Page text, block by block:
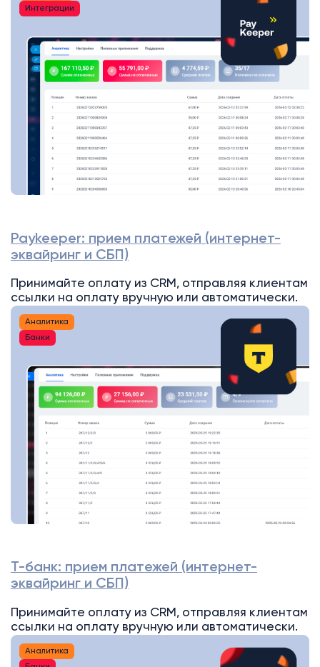
Интеграции
Paykeeper: прием платежей (интернет-
эквайринг и СБП)
Принимайте оплату из CRM, отправляя клиентам
ссылки на оплату вручную или автоматически.
Аналитика
Банки
Т-банк: прием платежей (интернет-
эквайринг и СБП)
Принимайте оплату из CRM, отправляя клиентам
ссылки на оплату вручную или автоматически.
Аналитика